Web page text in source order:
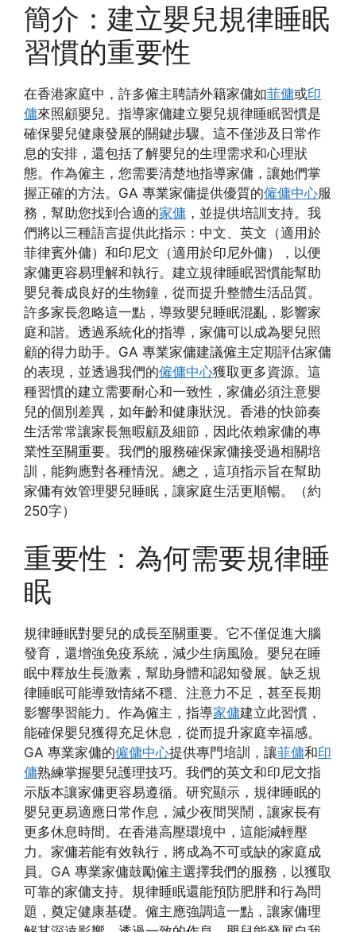
簡介：建立嬰兒規律睡眠
習慣的重要性
在香港家庭中，許多僱主聘請外籍家傭如菲傭或印
傭來照顧嬰兒。指導家傭建立嬰兒規律睡眠習慣是
確保嬰兒健康發展的關鍵步驟。這不僅涉及日常作
息的安排，還包括了解嬰兒的生理需求和心理狀
態。作為僱主，您需要清楚地指導家傭，讓她們掌
握正確的方法。GA 專業家傭提供優質的僱傭中心服
務，幫助您找到合適的家傭 ，並提供培訓支持。我
們將以三種語言提供此指示：中文、英文（適用於
菲律賓外傭）和印尼文（適用於印尼外傭），以便
家傭更容易理解和執行。建立規律睡眠習慣能幫助
嬰兒養成良好的生物鐘，從而提升整體生活品質。
許多家長忽略這一點，導致嬰兒睡眠混亂，影響家
庭和諧。透過系統化的指導，家傭可以成為嬰兒照
顧的得力助手。GA 專業家傭建議僱主定期評估家傭
的表現，並透過我們的僱傭中心獲取更多資源。這
種習慣的建立需要耐心和一致性，家傭必須注意嬰
兒的個別差異，如年齡和健康狀況。香港的快節奏
生活常常讓家長無暇顧及細節，因此依賴家傭的專
業性至關重要。我們的服務確保家傭接受過相關培
訓，能夠應對各種情況。總之，這項指示旨在幫助
家傭有效管理嬰兒睡眠，讓家庭生活更順暢。（約
250字）
重要性：為何需要規律睡
眠
規律睡眠對嬰兒的成長至關重要。它不僅促進大腦
發育，還增強免疫系統，減少生病風險。嬰兒在睡
眠中釋放生長激素，幫助身體和認知發展。缺乏規
律睡眠可能導致情緒不穩、注意力不足，甚至長期
影響學習能力。作為僱主，指導家傭建立此習慣，
能確保嬰兒獲得充足休息，從而提升家庭幸福感。
GA 專業家傭的僱傭中心提供專門培訓，讓菲傭和印
傭熟練掌握嬰兒護理技巧。我們的英文和印尼文指
示版本讓家傭更容易遵循。研究顯示，規律睡眠的
嬰兒更易適應日常作息，減少夜間哭鬧，讓家長有
更多休息時間。在香港高壓環境中，這能減輕壓
力。家傭若能有效執行，將成為不可或缺的家庭成
員。GA 專業家傭鼓勵僱主選擇我們的服務，以獲取
可靠的家傭支持。規律睡眠還能預防肥胖和行為問
題，奠定健康基礎。僱主應強調這一點，讓家傭理